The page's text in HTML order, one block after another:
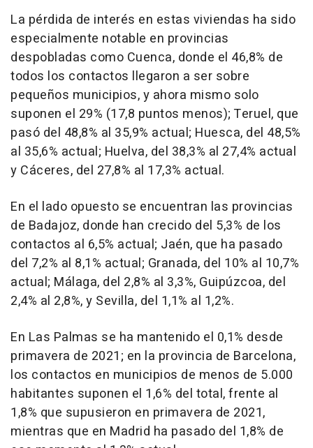
La pérdida de interés en estas viviendas ha sido
especialmente notable en provincias
despobladas como Cuenca, donde el 46,8% de
todos los contactos llegaron a ser sobre
pequeños municipios, y ahora mismo solo
suponen el 29% (17,8 puntos menos); Teruel, que
pasó del 48,8% al 35,9% actual; Huesca, del 48,5%
al 35,6% actual; Huelva, del 38,3% al 27,4% actual
y Cáceres, del 27,8% al 17,3% actual.
En el lado opuesto se encuentran las provincias
de Badajoz, donde han crecido del 5,3% de los
contactos al 6,5% actual; Jaén, que ha pasado
del 7,2% al 8,1% actual; Granada, del 10% al 10,7%
actual; Málaga, del 2,8% al 3,3%, Guipúzcoa, del
2,4% al 2,8%, y Sevilla, del 1,1% al 1,2%.
En Las Palmas se ha mantenido el 0,1% desde
primavera de 2021; en la provincia de Barcelona,
los contactos en municipios de menos de 5.000
habitantes suponen el 1,6% del total, frente al
1,8% que supusieron en primavera de 2021,
mientras que en Madrid ha pasado del 1,8% de